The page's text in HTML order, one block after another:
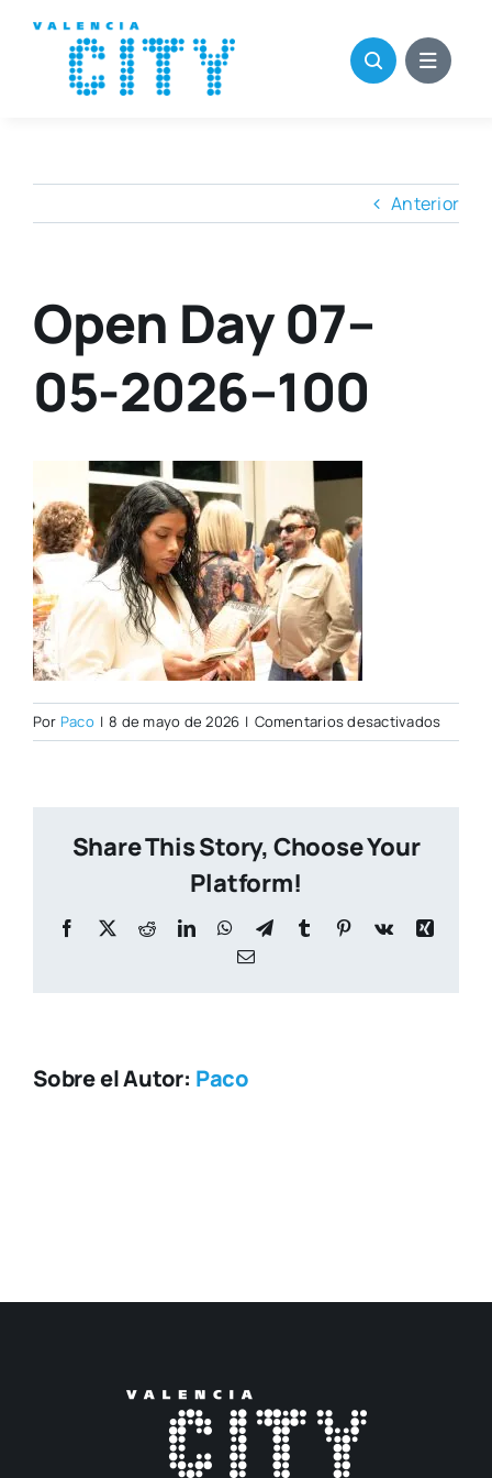
contenido
Anterior
Open Day 07–
05-2026–100
Por Paco | 8 de mayo de 2026 | Comentarios desactivadosen
Open
Share This Story, Choose Your
Platform!
Facebook
X RedditLinkedInWhatsApp
TelegramTumblr Pinterest
Vk
Xing
Correo
Sobre el Autor: Paco